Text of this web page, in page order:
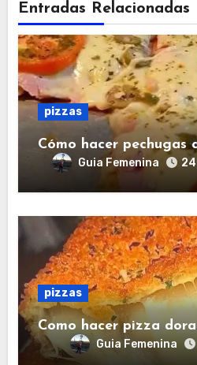
Entradas Relacionadas
pizzas
Cómo hacer pechugas
Guia Femenina
pizzas
Como hacer pizza
Guia Femenina